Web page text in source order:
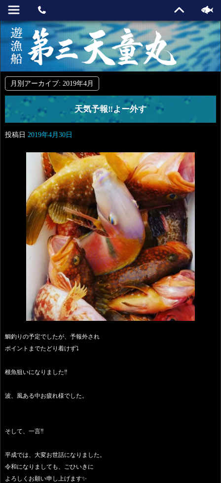
月別アーカイブ: 2019年4月
天気予報‼️よー外す
投稿日 2019年4月30日
鯛釣りの予定でしたが、予報外され
ポイントまでたどり着けず⤵️
根魚狙いになりました‼️
波、風ある中お疲れ様でした。
そして、一言‼️
平成では、大変お世話になりました。
令和になりましても、ごひいきに
よろしくお願い申し上げます✨